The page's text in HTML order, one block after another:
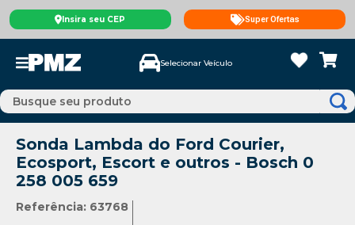
Insira seu CEP Super Ofertas
Selecionar Veículo
Sonda Lambda do Ford Courier,
Ecosport, Escort e outros - Bosch 0
258 005 659
Referência: 63768